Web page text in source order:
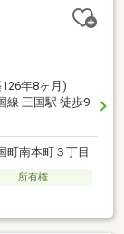
年8ヶ月)
線 三国駅 徒歩9
町南本町３丁目
所有権